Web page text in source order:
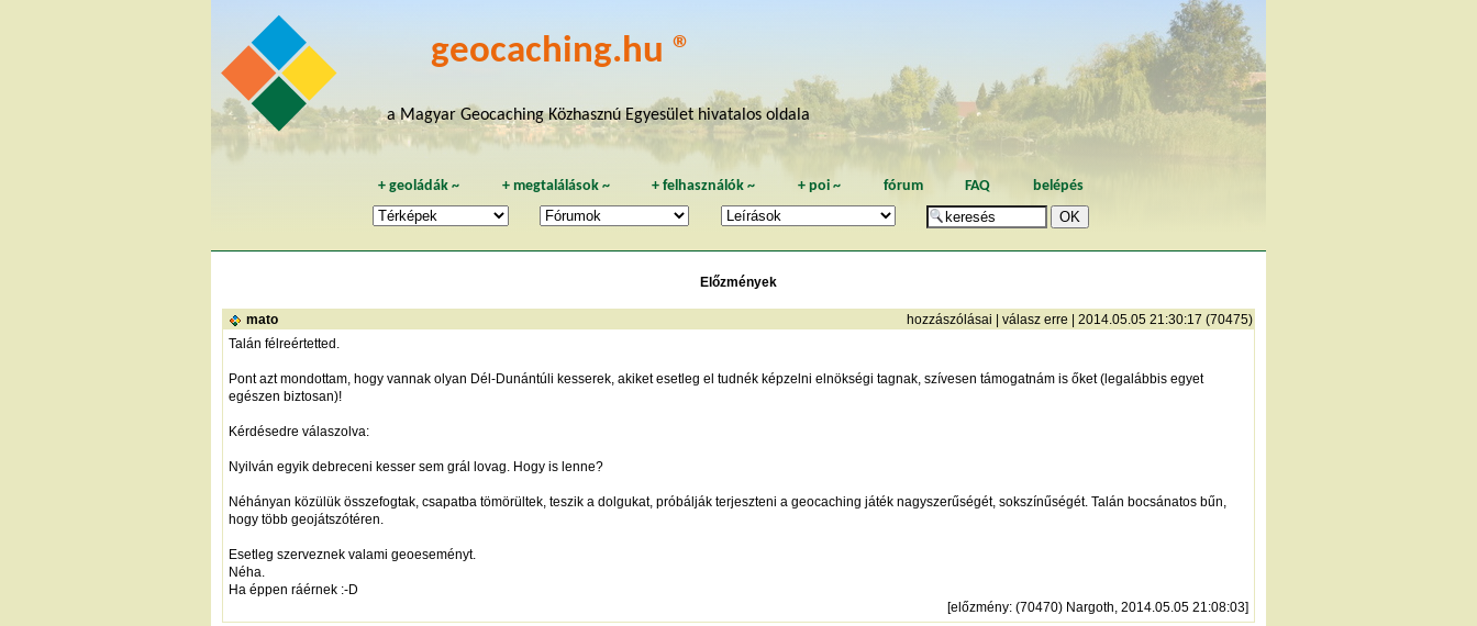
geocaching.hu ®
a Magyar Geocaching Közhasznú Egyesület hivatalos oldala
+geoládák ~ + megtalálások~ +felhasználók ~ + poi~ fórum FAQ belépés
Előzmények
mato hozzászólásai válasz erre | 2014.05.05 21:30:17 (70475)
Talán félreértetted.
Pont azt mondottam, hogy vannak olyan Dél-Dunántúli kesserek, akiket esetleg el tudnék képzelni elnökségi tagnak, szívesen támogatnám is őket (legalábbis egyet
egészen biztosan)!
Kérdésedre válaszolva:
Nyilván egyik debreceni kesser sem grál lovag. Hogy is lenne?
Néhányan közülük összefogtak, csapatba tömörültek, teszik a dolgukat, próbálják terjeszteni a geocaching játék nagyszerűségét, sokszínűségét. Talán bocsánatos bűn,
hogy több geojátszótéren.
Esetleg szerveznek valami geoeseményt.
Néha.
Ha éppen ráérnek :-D
[előzmény: (70470) Nargoth, 2014.05.05 21:08:03]